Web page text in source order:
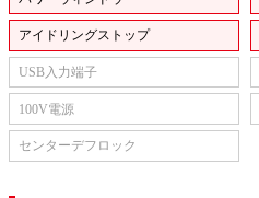
アイドリングストップ
USB入力端子
100V電源
センターデフロック